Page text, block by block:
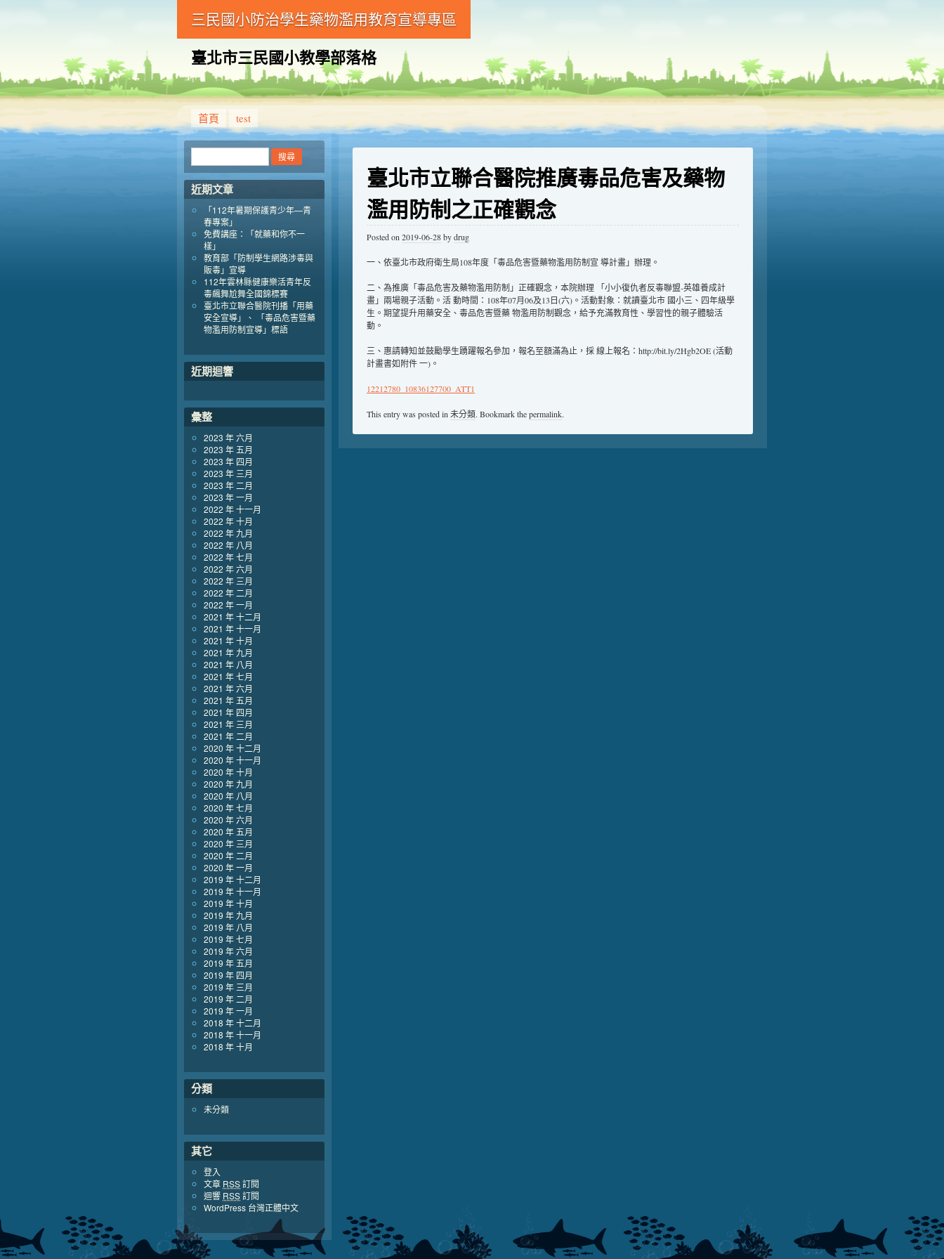
三民國小防治學生藥物濫用教育宣導專區
臺北市三民國小教學部落格
首頁 test
臺北市立聯合醫院推廣毒品危害及藥物
濫用防制之正確觀念
Posted on 2019-06-28bydrug
一、依臺北市政府衛生局108年度「毒品危害暨藥物濫用防制宣 導計畫」辦理。
二、為推廣「毒品危害及藥物濫用防制」正確觀念，本院辦理 「小小復仇者反毒聯盟-英雄養成計
畫」兩場親子活動。活 動時間：108年07月06及13日(六)。活動對象：就讀臺北市 國小三、四年級學
生。期望提升用藥安全、毒品危害暨藥 物濫用防制觀念，給予充滿教育性、學習性的親子體驗活
動。
三、惠請轉知並鼓勵學生踴躍報名參加，報名至額滿為止，採 線上報名：http://bit.ly/2Hgb2OE (活動
計畫書如附件 一)。
12212780_10836127700_ATT1
This entry was posted in 未分類. Bookmark thepermalink.
近期文章
「112年暑期保護青少年—青
春專案」
免費講座：「就藥和你不一
樣」
教育部「防制學生網路涉毒與
販毒」宣導
112年雲林縣健康樂活青年反
毒飆舞尬舞全國錦標賽
臺北市立聯合醫院刊播「用藥
安全宣導」、 「毒品危害暨藥
物濫用防制宣導」標語
近期迴響
彙整
2023 年 六月
2023 年 五月
2023 年 四月
2023 年 三月
2023 年 二月
2023 年 一月
2022 年 十一月
2022 年 十月
2022 年 九月
2022 年 八月
2022 年 七月
2022 年 六月
2022 年 三月
2022 年 二月
2022 年 一月
2021 年 十二月
2021 年 十一月
2021 年 十月
2021 年 九月
2021 年 八月
2021 年 七月
2021 年 六月
2021 年 五月
2021 年 四月
2021 年 三月
2021 年 二月
2020 年 十二月
2020 年 十一月
2020 年 十月
2020 年 九月
2020 年 八月
2020 年 七月
2020 年 六月
2020 年 五月
2020 年 三月
2020 年 二月
2020 年 一月
2019 年 十二月
2019 年 十一月
2019 年 十月
2019 年 九月
2019 年 八月
2019 年 七月
2019 年 六月
2019 年 五月
2019 年 四月
2019 年 三月
2019 年 二月
2019 年 一月
2018 年 十二月
2018 年 十一月
2018 年 十月
分類
未分類
其它
登入
文章 RSS訂閱
迴響 RSS訂閱
WordPress 台灣正體中文